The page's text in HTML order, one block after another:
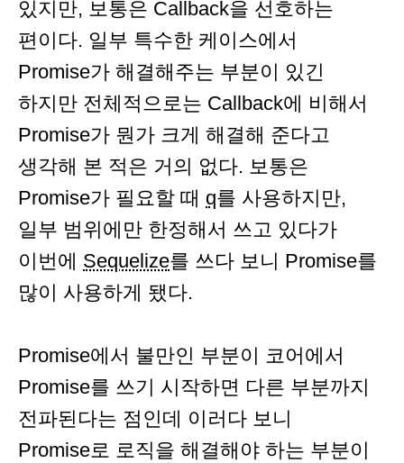
있지만, 보통은 Callback을 선호하는
편이다. 일부 특수한 케이스에서
Promise가 해결해주는 부분이 있긴
하지만 전체적으로는 Callback에 비해서
Promise가 뭔가 크게 해결해 준다고
생각해 본 적은 거의 없다. 보통은
Promise가 필요할 때 q를 사용하지만,
일부 범위에만 한정해서 쓰고 있다가
이번에 Sequelize를 쓰다 보니 Promise를
많이 사용하게 됐다.
Promise에서 불만인 부분이 코어에서
Promise를 쓰기 시작하면 다른 부분까지
전파된다는 점인데 이러다 보니
Promise로 로직을 해결해야 하는 부분이